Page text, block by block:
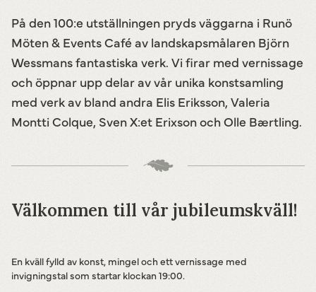
På den 100:e utställningen pryds väggarna i Runö
Möten & Events Café av landskapsmålaren Björn
Wessmans fantastiska verk. Vi firar med vernissage
och öppnar upp delar av vår unika konstsamling
med verk av bland andra Elis Eriksson, Valeria
Montti Colque, Sven X:et Erixson och Olle Bærtling.
Välkommen till vår jubileumskväll!
En kväll fylld av konst, mingel och ett vernissage med
invigningstal som startar klockan 19:00.